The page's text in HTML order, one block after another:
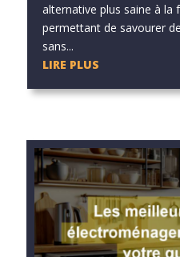
alternative plus saine à la
permettant de savourer
sans...
LIRE PLUS